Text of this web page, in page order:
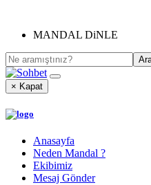
MANDAL DiNLE
× Kapat
Anasayfa
Neden Mandal ?
Ekibimiz
Mesaj Gönder